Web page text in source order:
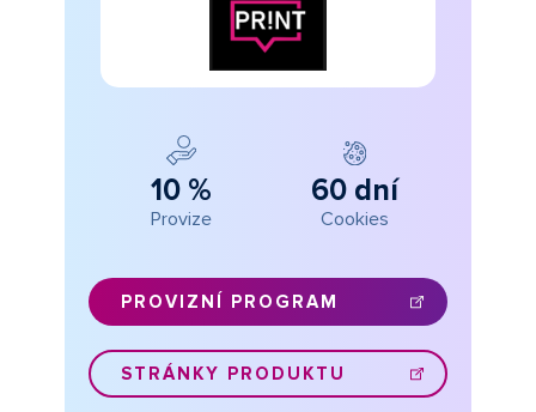
10 %
Provize
60 dní
Cookies
PROVIZNÍ PROGRAM
STRÁNKY PRODUKTU